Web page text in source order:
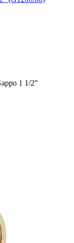
1 1/2"